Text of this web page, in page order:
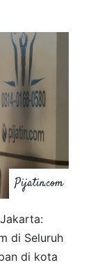
Pijatin.com
di Seluruh
di kota